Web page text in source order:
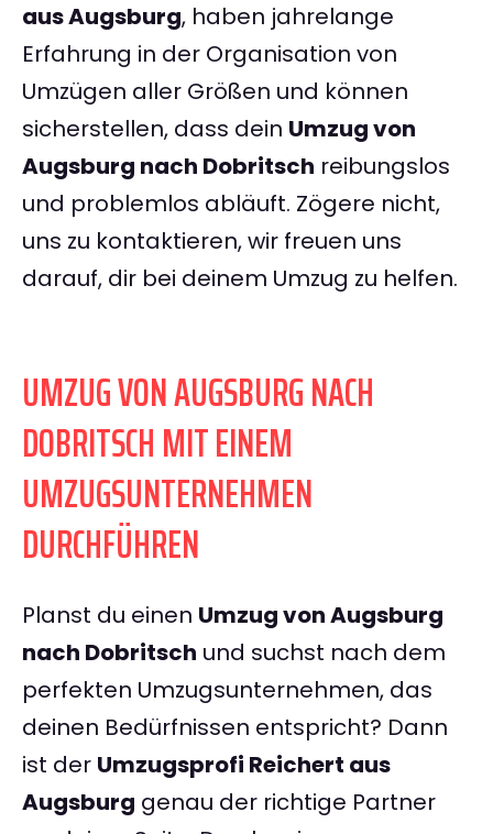
aus Augsburg, haben jahrelange
Erfahrung in der Organisation von
Umzügen aller Größen und können
sicherstellen, dass dein Umzug von
Augsburg nach Dobritsch reibungslos
und problemlos abläuft. Zögere nicht,
uns zu kontaktieren, wir freuen uns
darauf, dir bei deinem Umzug zu helfen.
UMZUG VON AUGSBURG NACH
DOBRITSCH MIT EINEM
UMZUGSUNTERNEHMEN
DURCHFÜHREN
Planst du einen Umzug von Augsburg
nach Dobritsch und suchst nach dem
perfekten Umzugsunternehmen, das
deinen Bedürfnissen entspricht? Dann
ist der Umzugsprofi Reichert aus
Augsburg genau der richtige Partner